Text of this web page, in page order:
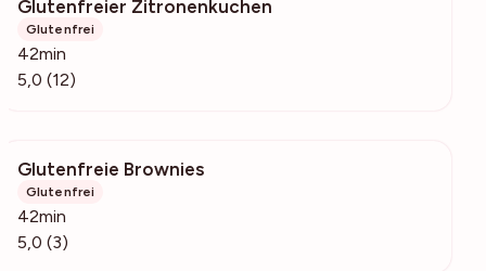
Glutenfreier Zitronenkuchen
Glutenfrei
42min
5,0 (12)
Glutenfreie Brownies
Glutenfrei
42min
5,0 (3)